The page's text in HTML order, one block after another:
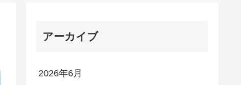
アーカイブ
2026年6月